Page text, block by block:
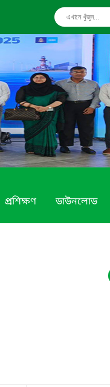
প্রশিক্ষণ ডাউনলোড